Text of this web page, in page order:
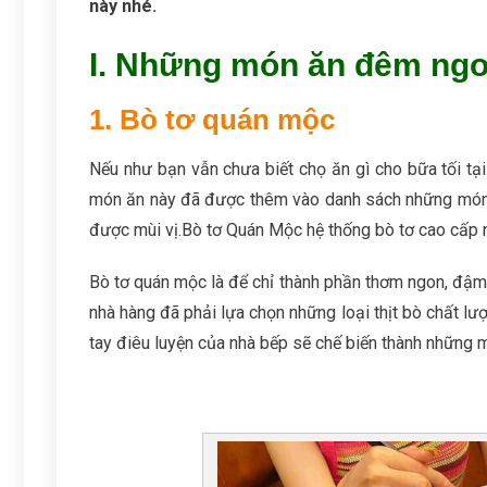
này nhé.
I. Những món ăn đêm
1. Bò tơ quán mộc
Nếu như bạn vẫn chưa biết chọ ăn gì cho bữa tối
món ăn này đã được thêm vào danh sách những
được mùi vị.Bò tơ Quán Mộc hệ thống bò tơ cao
Bò tơ quán mộc là để chỉ thành phần thơm ngon,
nhà hàng đã phải lựa chọn những loại thịt bò chất
tay điêu luyện của nhà bếp sẽ chế biến thành những